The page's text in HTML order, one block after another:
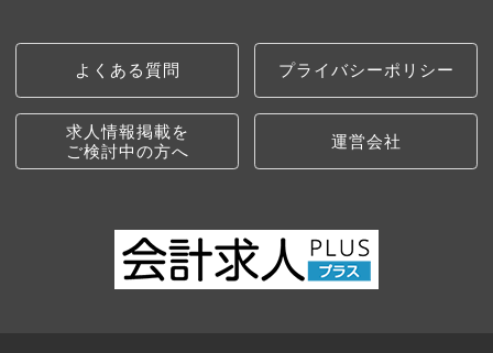
よくある質問 プライバシーポリシー
求人情報掲載を
ご検討中の方へ
運営会社